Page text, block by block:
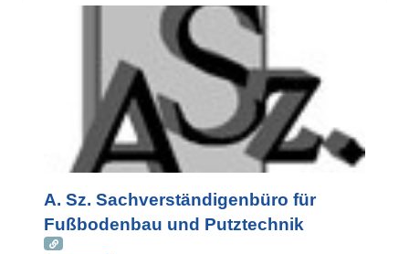
A. Sz. Sachverständigenbüro für
Fußbodenbau und Putztechnik